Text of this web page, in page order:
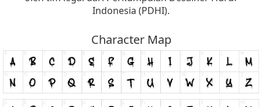
Indonesia (PDHI).
Character Map